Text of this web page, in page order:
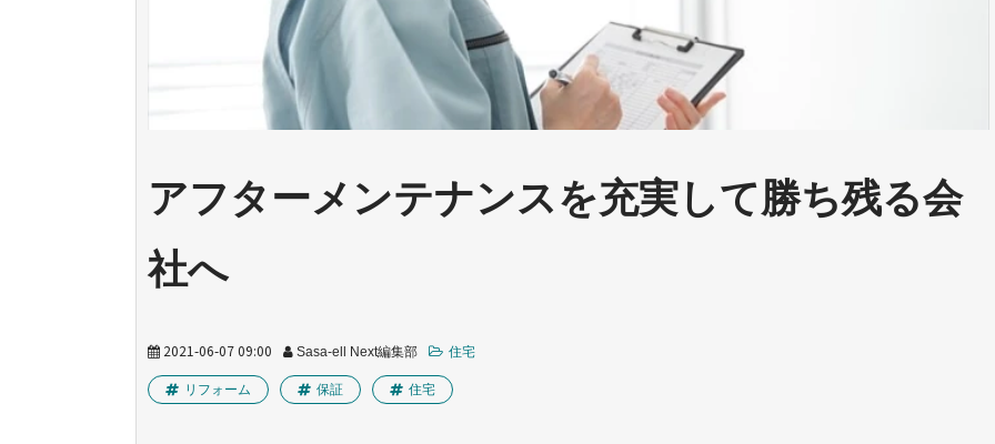
アフターメンテナンスを充実して勝ち残る会
社へ
2021-06-07 09:00 Sasa-ell Next編集部 住宅
リフォーム 保証 住宅